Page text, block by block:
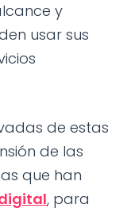
y
usar sus
de estas
de las
que han
, para